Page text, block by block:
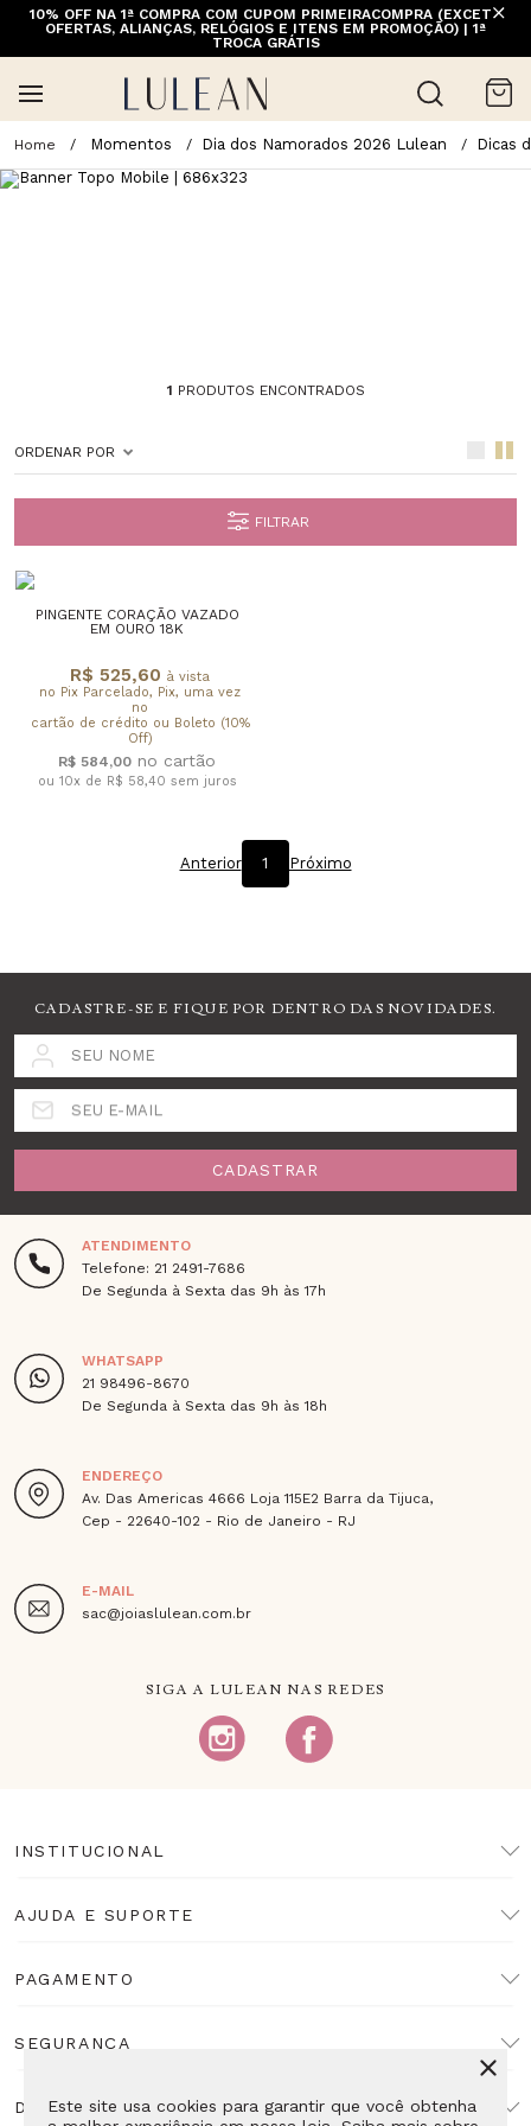
10% OFF NA 1ª COMPRA COM CUPOM PRIMEIRACOMPRA (EXCETO
OFERTAS, ALIANÇAS, RELÓGIOS E ITENS EM PROMOÇÃO) | 1ª
TROCA GRÁTIS
Este site usa cookies para garantir que você obtenha
Momentos Dia dos Namorados 2026 Lulean Dicas
1 PRODUTOS ENCONTRADOS
ORDENAR POR
FILTRAR
PINGENTE CORAÇÃO VAZADO
EM OURO 18K
R$ 525,60 à vista
no Pix Parcelado, Pix, uma vez
no
cartão de crédito ou Boleto (10%
Off)
R$ 584,00
ou 10x de R$ 58,40 sem juros
Anterior 1 Próximo
CADASTRE-SE E FIQUE POR DENTRO DAS NOVIDADES.
SEU NOME
SEU E-MAIL
CADASTRAR
ATENDIMENTO
Telefone: 21 2491-7686
De Segunda à Sexta das 9h às 17h
WHATSAPP
21 98496-8670
De Segunda à Sexta das 9h às 18h
ENDEREÇO
Av. Das Americas 4666 Loja 115E2 Barra da Tijuca,
Cep - 22640-102 - Rio de Janeiro - RJ
E-MAIL
sac@joiaslulean.com.br
SIGA A LULEAN NAS REDES
INSTITUCIONAL
AJUDA E SUPORTE
PAGAMENTO
SEGURANÇA
DESENVOLVIMENTO